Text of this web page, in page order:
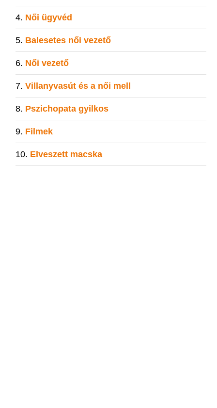
Női ügyvéd
Balesetes női vezető
Női vezető
Villanyvasút és a női mell
Pszichopata gyilkos
Filmek
Elveszett macska